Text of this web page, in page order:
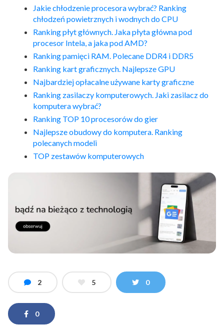
Jakie chłodzenie procesora wybrać? Ranking
chłodzeń powietrznych i wodnych do CPU
Ranking płyt głównych. Jaka płyta główna pod
procesor Intela, a jaka pod AMD?
Ranking pamięci RAM. Polecane DDR4 i DDR5
Ranking kart graficznych. Najlepsze GPU
Najbardziej opłacalne używane karty graficzne
Ranking zasilaczy komputerowych. Jaki zasilacz do
komputera wybrać?
Ranking TOP 10 procesorów do gier
Najlepsze obudowy do komputera. Ranking
polecanych modeli
TOP zestawów komputerowych
2 5 0
0